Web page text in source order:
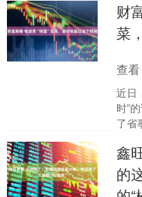
一个
财
菜
查看
近日
时”
了省
这个
鑫
的